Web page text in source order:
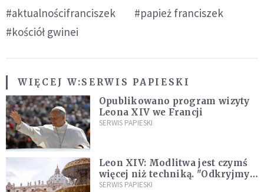
#aktualnościfranciszek
#papież franciszek
#kościół gwinei
WIĘCEJ W:SERWIS PAPIESKI
Opublikowano program wizyty
Leona XIV we Francji
SERWIS PAPIESKI
Leon XIV: Modlitwa jest czymś
więcej niż techniką. "Odkryjmy
ją na nowo"
SERWIS PAPIESKI